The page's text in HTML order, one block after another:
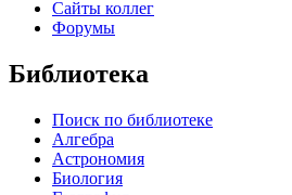
Сайты коллег
Форумы
Библиотека
Поиск по библиотеке
Алгебра
Астрономия
Биология